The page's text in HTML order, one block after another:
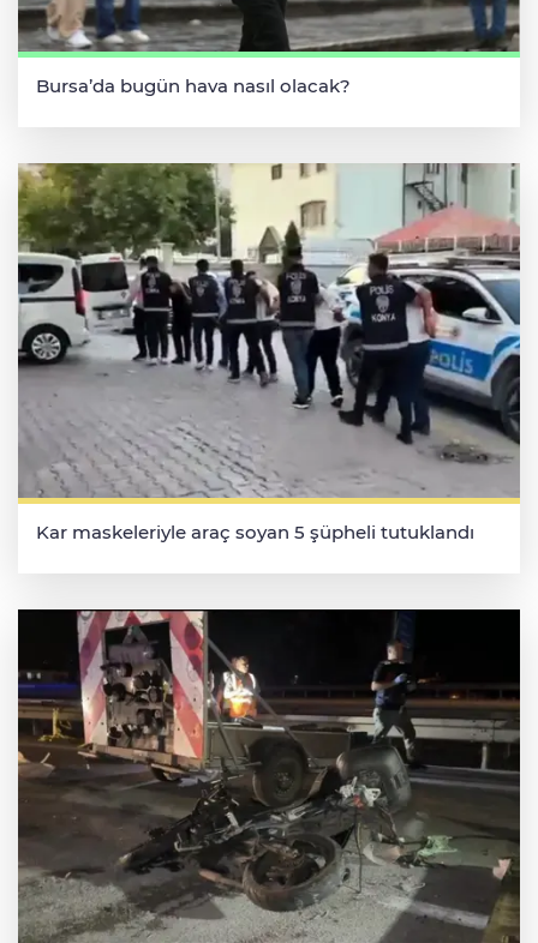
Bursa’da bugün hava nasıl olacak?
Kar maskeleriyle araç soyan 5 şüpheli tutuklandı